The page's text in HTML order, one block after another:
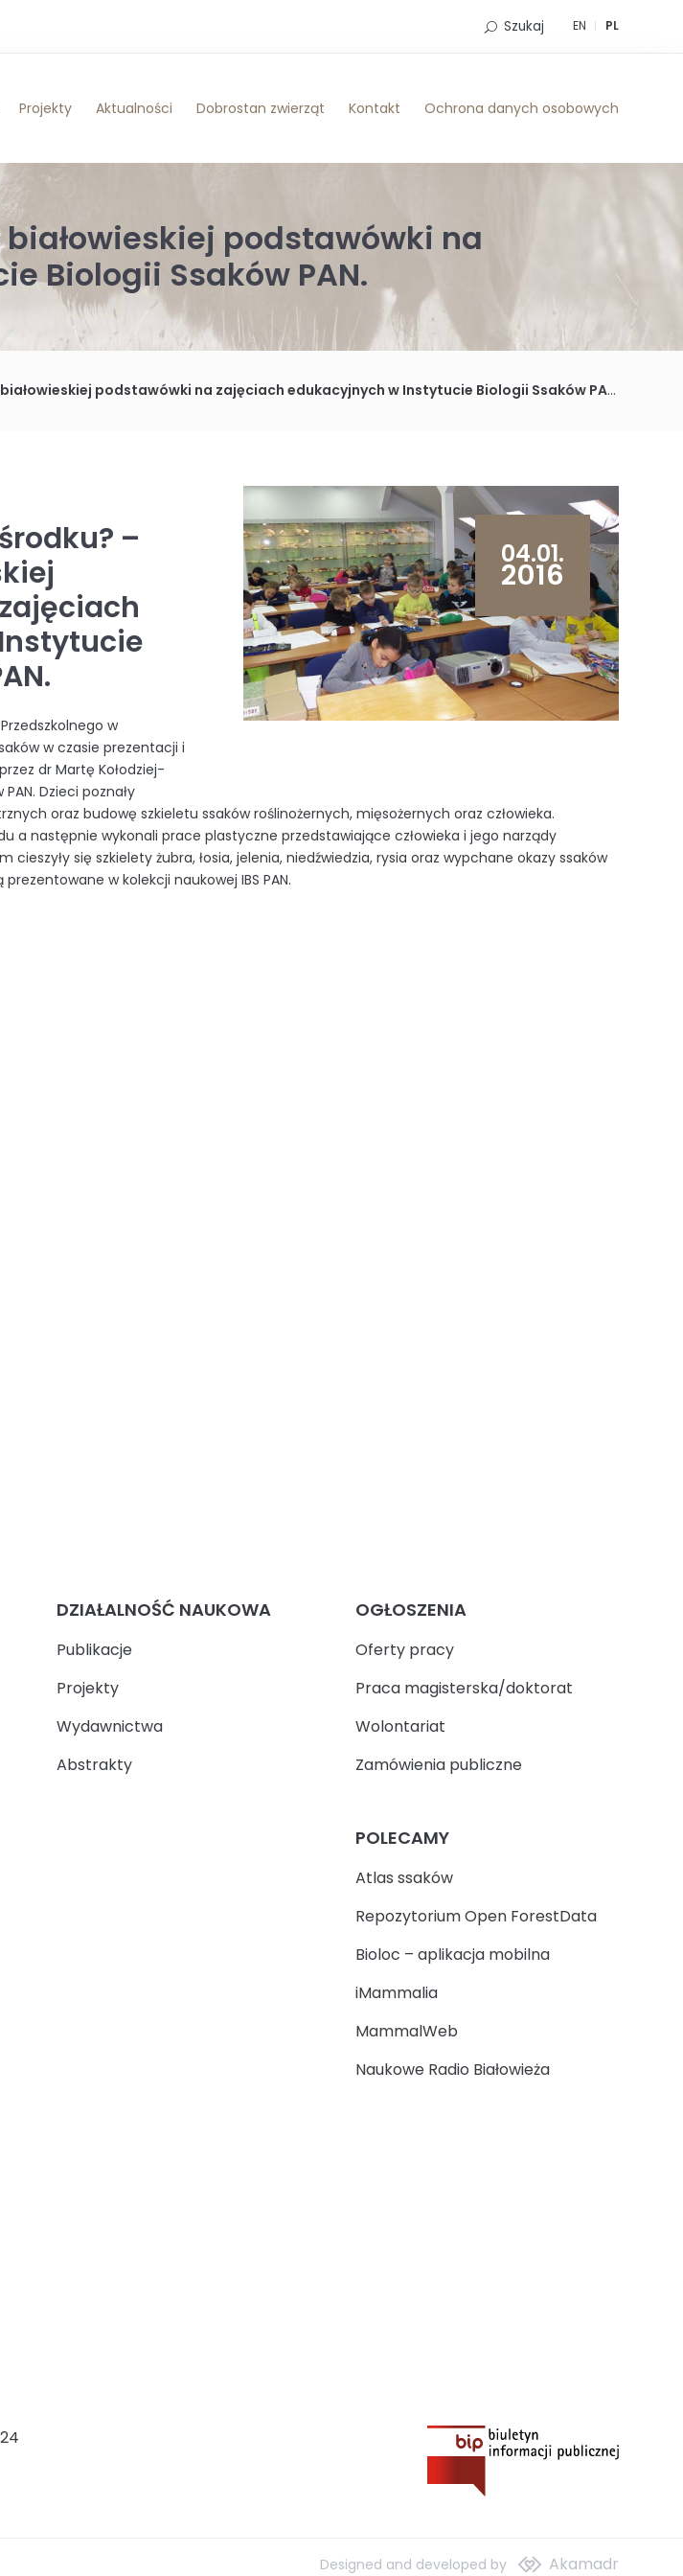
EN PL
Szukaj
Projekty Aktualności Dobrostan zwierząt Kontakt Ochrona danych osobowych
podstawówki na
Biologii Ssaków PAN.
podstawówki na zajęciach edukacyjnych w Instytucie Biologii Ssaków PAN.
04.01.
2016
–
w
w czasie prezentacji i
dr Martę Kołodziej-
Dzieci poznały
oraz budowę szkieletu ssaków roślinożernych, mięsożernych oraz człowieka.
a następnie wykonali prace plastyczne przedstawiające człowieka i jego narządy
się szkielety żubra, łosia, jelenia, niedźwiedzia, rysia oraz wypchane okazy ssaków
w kolekcji naukowej IBS PAN.
DZIAŁALNOŚĆ NAUKOWA
Publikacje
Projekty
Wydawnictwa
Abstrakty
OGŁOSZENIA
Oferty pracy
Praca magisterska/doktorat
Wolontariat
Zamówienia publiczne
POLECAMY
Atlas ssaków
Repozytorium Open ForestData
Bioloc – aplikacja mobilna
iMammalia
MammalWeb
Naukowe Radio Białowieża
Designed and developed by Akamadr